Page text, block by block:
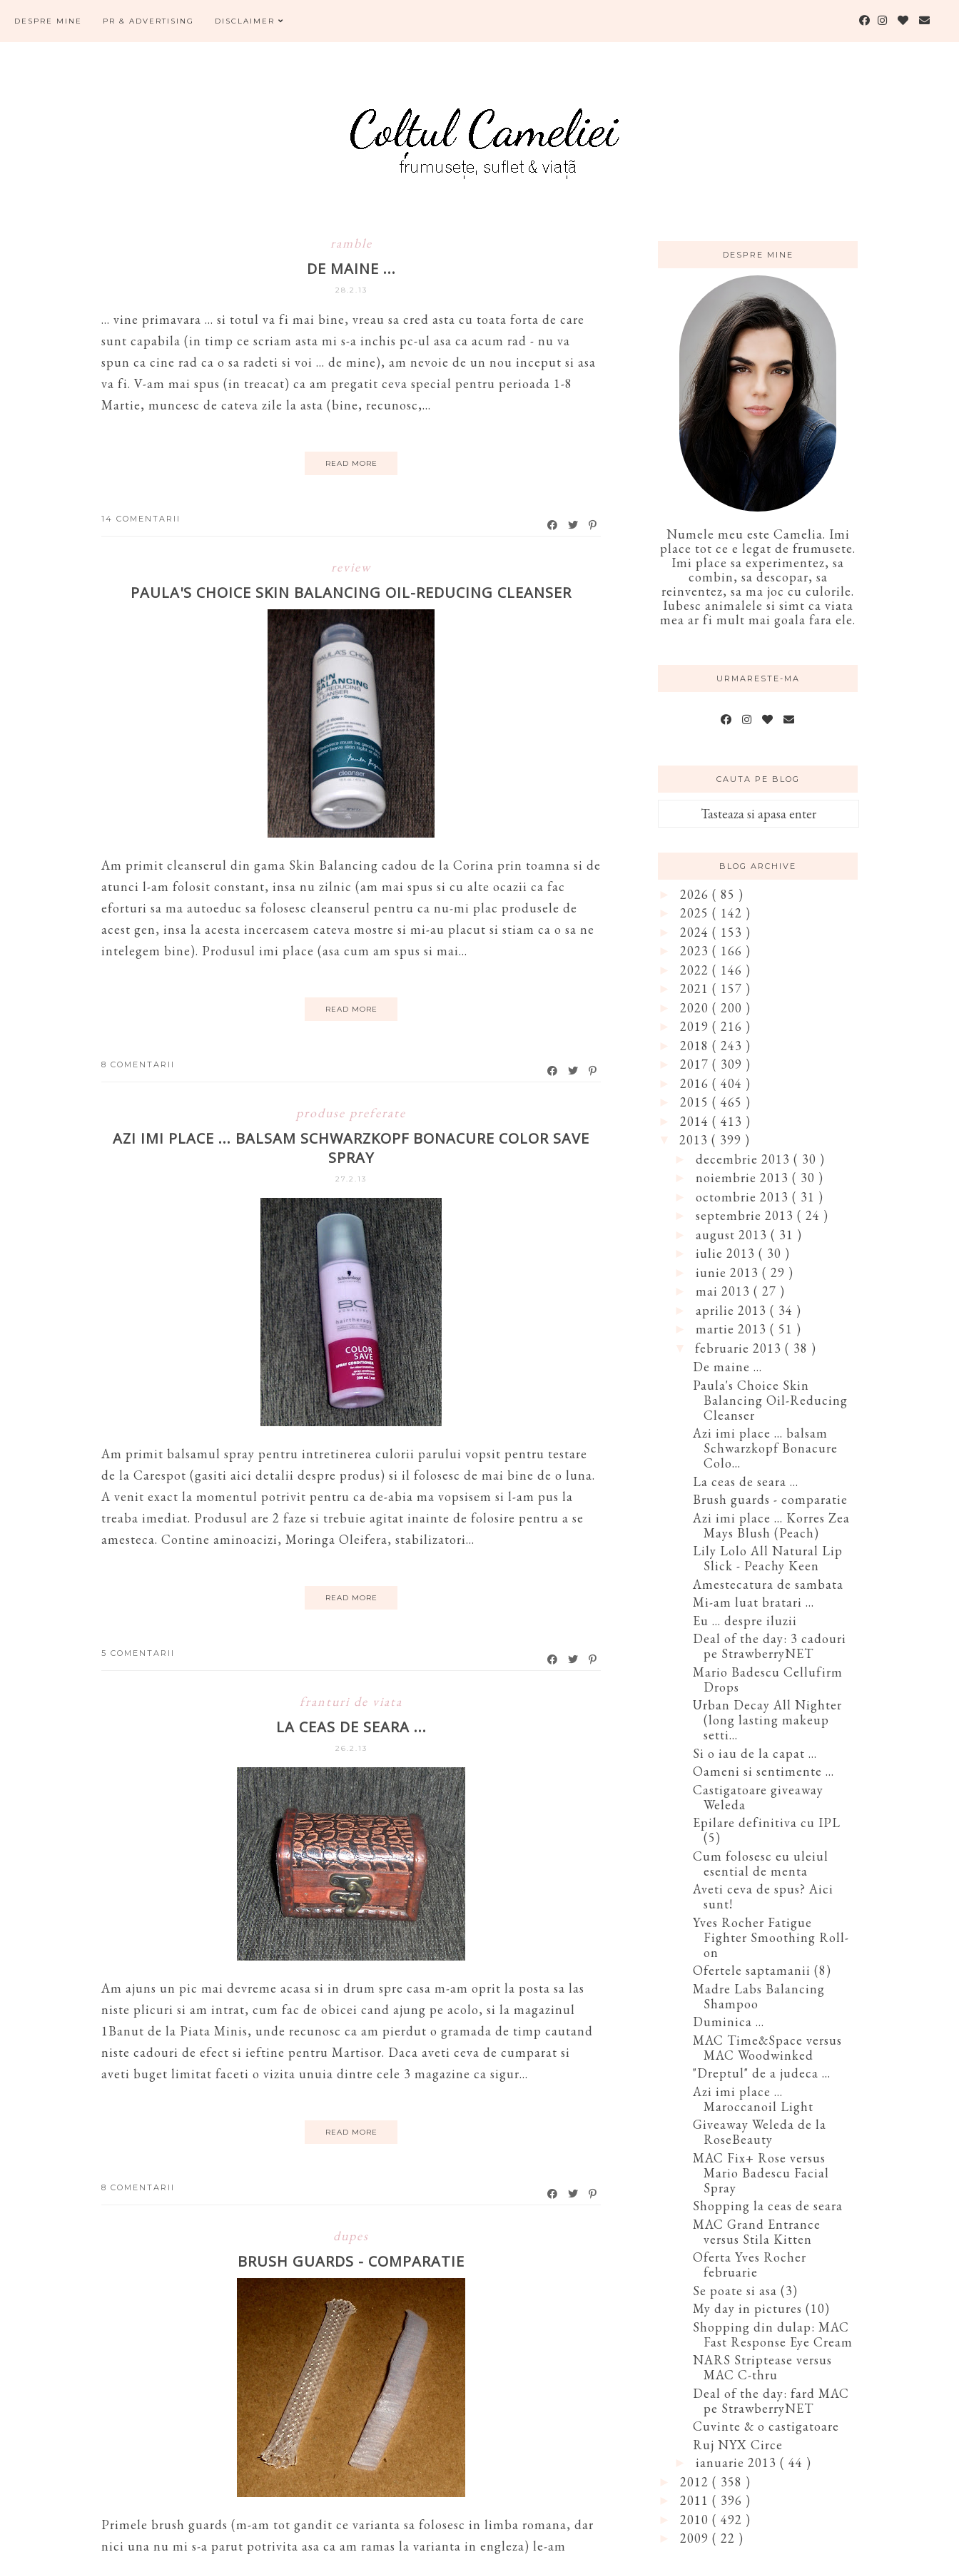
DESPRE MINE PR & ADVERTISING DISCLAIMER
ramble
DE MAINE ...
28.2.13
... vine primavara ... si totul va fi mai bine, vreau sa cred asta cu toata forta de care
sunt capabila (in timp ce scriam asta mi s-a inchis pc-ul asa ca acum rad - nu va
spun ca cine rad ca o sa radeti si voi ... de mine), am nevoie de un nou inceput si asa
va fi. V-am mai spus (in treacat) ca am pregatit ceva special pentru perioada 1-8
Martie, muncesc de cateva zile la asta (bine, recunosc,...
READ MORE
14 COMENTARII
review
PAULA'S CHOICE SKIN BALANCING OIL-REDUCING CLEANSER
Am primit cleanserul din gama Skin Balancing cadou de la Corina prin toamna si de
atunci l-am folosit constant, insa nu zilnic (am mai spus si cu alte ocazii ca fac
eforturi sa ma autoeduc sa folosesc cleanserul pentru ca nu-mi plac produsele de
acest gen, insa la acesta incercasem cateva mostre si mi-au placut si stiam ca o sa ne
intelegem bine). Produsul imi place (asa cum am spus si mai...
READ MORE
8 COMENTARII
produse preferate
AZI IMI PLACE ... BALSAM SCHWARZKOPF BONACURE COLOR SAVE
SPRAY
27.2.13
Am primit balsamul spray pentru intretinerea culorii parului vopsit pentru testare
de la Carespot (gasiti aici detalii despre produs) si il folosesc de mai bine de o luna.
A venit exact la momentul potrivit pentru ca de-abia ma vopsisem si l-am pus la
treaba imediat. Produsul are 2 faze si trebuie agitat inainte de folosire pentru a se
amesteca. Contine aminoacizi, Moringa Oleifera, stabilizatori...
READ MORE
5 COMENTARII
franturi de viata
LA CEAS DE SEARA ...
26.2.13
Am ajuns un pic mai devreme acasa si in drum spre casa m-am oprit la posta sa las
niste plicuri si am intrat, cum fac de obicei cand ajung pe acolo, si la magazinul
1Banut de la Piata Minis, unde recunosc ca am pierdut o gramada de timp cautand
niste cadouri de efect si ieftine pentru Martisor. Daca aveti ceva de cumparat si
aveti buget limitat faceti o vizita unuia dintre cele 3 magazine ca sigur...
READ MORE
8 COMENTARII
dupes
BRUSH GUARDS - COMPARATIE
Primele brush guards (m-am tot gandit ce varianta sa folosesc in limba romana, dar
nici una nu mi s-a parut potrivita asa ca am ramas la varianta in engleza) le-am
DESPRE MINE
Numele meu este Camelia. Imi
place tot ce e legat de frumusete.
Imi place sa experimentez, sa
combin, sa descopar, sa
reinventez, sa ma joc cu culorile.
Iubesc animalele si simt ca viata
mea ar fi mult mai goala fara ele.
URMARESTE-MA
CAUTA PE BLOG
BLOG ARCHIVE
2026 ( 85 )
2025 ( 142 )
2024 ( 153 )
2023 ( 166 )
2022 ( 146 )
2021 ( 157 )
2020 ( 200 )
2019 ( 216 )
2018 ( 243 )
2017 ( 309 )
2016 ( 404 )
2015 ( 465 )
2014 ( 413 )
2013 ( 399 )
decembrie 2013 ( 30 )
noiembrie 2013 ( 30 )
octombrie 2013 ( 31 )
septembrie 2013 ( 24 )
august 2013 ( 31 )
iulie 2013 ( 30 )
iunie 2013 ( 29 )
mai 2013 ( 27 )
aprilie 2013 ( 34 )
martie 2013 ( 51 )
februarie 2013 ( 38 )
De maine ...
Paula's Choice Skin
Balancing Oil-Reducing
Cleanser
Azi imi place ... balsam
Schwarzkopf Bonacure
Colo...
La ceas de seara ...
Brush guards - comparatie
Azi imi place ... Korres Zea
Mays Blush (Peach)
Lily Lolo All Natural Lip
Slick - Peachy Keen
Amestecatura de sambata
Mi-am luat bratari ...
Eu ... despre iluzii
Deal of the day: 3 cadouri
pe StrawberryNET
Mario Badescu Cellufirm
Drops
Urban Decay All Nighter
(long lasting makeup
setti...
Si o iau de la capat ...
Oameni si sentimente ...
Castigatoare giveaway
Weleda
Epilare definitiva cu IPL
(5)
Cum folosesc eu uleiul
esential de menta
Aveti ceva de spus? Aici
sunt!
Yves Rocher Fatigue
Fighter Smoothing Roll-
on
Ofertele saptamanii (8)
Madre Labs Balancing
Shampoo
Duminica ...
MAC Time&Space versus
MAC Woodwinked
"Dreptul" de a judeca ...
Azi imi place ...
Maroccanoil Light
Giveaway Weleda de la
RoseBeauty
MAC Fix+ Rose versus
Mario Badescu Facial
Spray
Shopping la ceas de seara
MAC Grand Entrance
versus Stila Kitten
Oferta Yves Rocher
februarie
Se poate si asa (3)
My day in pictures (10)
Shopping din dulap: MAC
Fast Response Eye Cream
NARS Striptease versus
MAC C-thru
Deal of the day: fard MAC
pe StrawberryNET
Cuvinte & o castigatoare
Ruj NYX Circe
ianuarie 2013 ( 44 )
2012 ( 358 )
2011 ( 396 )
2010 ( 492 )
2009 ( 22 )